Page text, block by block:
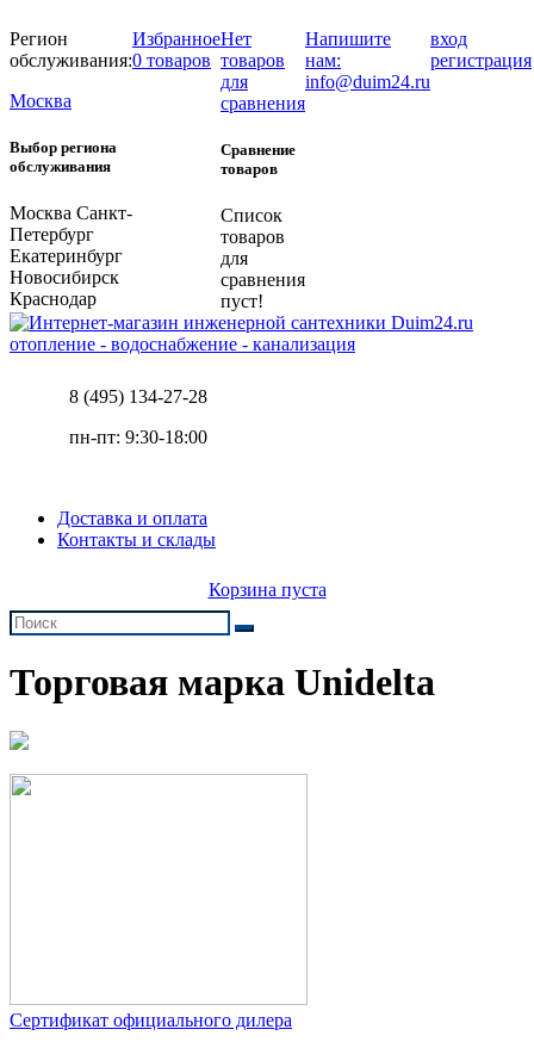
Регион
обслуживания:
Москва
Выбор региона
обслуживания
Москва Санкт-
Петербург
Екатеринбург
Новосибирск
Краснодар
Избранное
0 товаров
Нет
товаров
для
сравнения
Сравнение
товаров
Список
товаров
для
сравнения
пуст!
Напишите
нам:
info@duim24.ru
вход
регистрация
отопление - водоснабжение - канализация
8 (495) 134-27-28
пн-пт: 9:30-18:00
Доставка и оплата
Контакты и склады
Корзина пуста
Торговая марка Unidelta
Сертификат официального дилера